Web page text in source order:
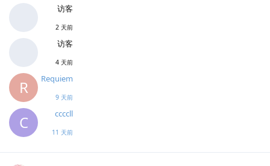
访客
2 天前
访客
4 天前
R Requiem
9 天前
C ccccll
11 天前